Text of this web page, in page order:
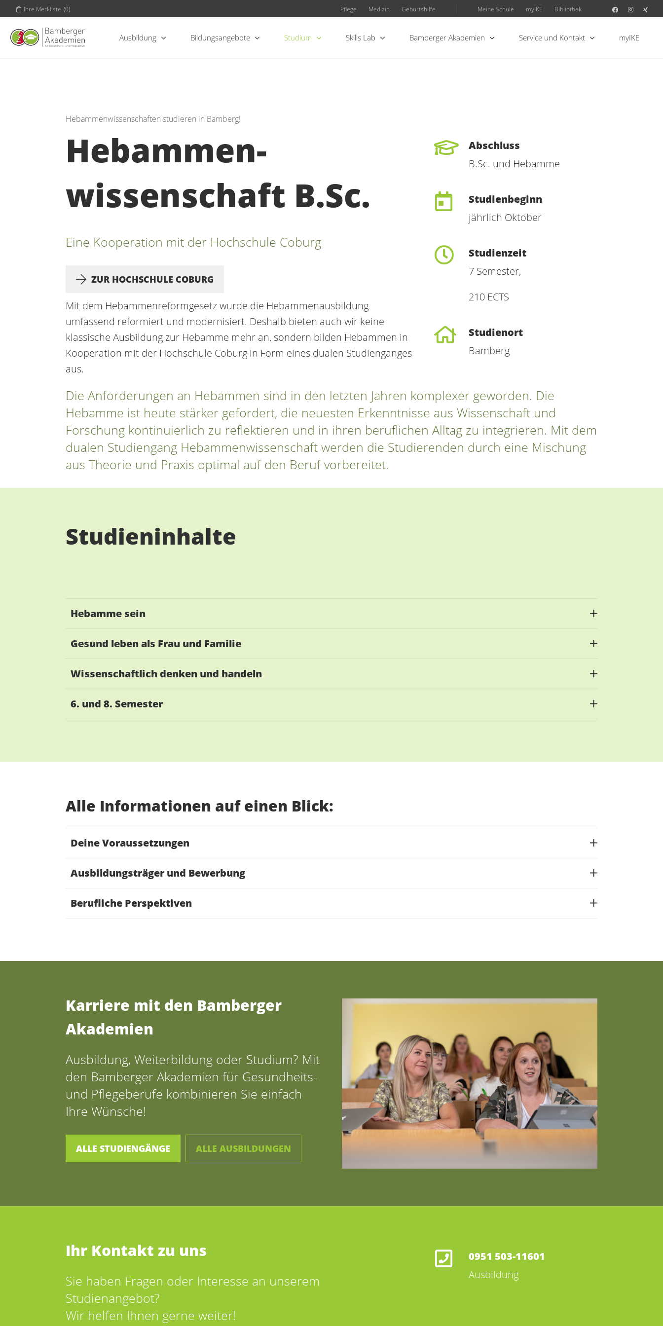
Ihre Merkliste (0) Pflege Medizin Geburtshilfe Meine Schule myIKE Bibliothek
Ausbildung Bildungsangebote Studium Skills Lab Bamberger Akademien Service und Kontakt myIKE
Hebammenwissenschaften studieren in Bamberg!
Hebammen-
wissenschaft B.Sc.
Eine Kooperation mit der Hochschule Coburg
ZUR HOCHSCHULE COBURG
Mit dem Hebammenreformgesetz wurde die Hebammenausbildung
umfassend reformiert und modernisiert. Deshalb bieten auch wir keine
klassische Ausbildung zur Hebamme mehr an, sondern bilden Hebammen in
Kooperation mit der Hochschule Coburg in Form eines dualen Studienganges
aus.
Abschluss
B.Sc. und Hebamme
Studienbeginn
jährlich Oktober
Studienzeit
7 Semester,
210 ECTS
Studienort
Bamberg
Die Anforderungen an Hebammen sind in den letzten Jahren komplexer geworden. Die
Hebamme ist heute stärker gefordert, die neuesten Erkenntnisse aus Wissenschaft und
Forschung kontinuierlich zu reflektieren und in ihren beruflichen Alltag zu integrieren. Mit dem
dualen Studiengang Hebammenwissenschaft werden die Studierenden durch eine Mischung
aus Theorie und Praxis optimal auf den Beruf vorbereitet.
Studieninhalte
Hebamme sein
Gesund leben als Frau und Familie
Wissenschaftlich denken und handeln
6. und 8. Semester
Alle Informationen auf einen Blick:
Deine Voraussetzungen
Ausbildungsträger und Bewerbung
Berufliche Perspektiven
Karriere mit den Bamberger
Akademien
Ausbildung, Weiterbildung oder Studium? Mit
den Bamberger Akademien für Gesundheits-
und Pflegeberufe kombinieren Sie einfach
Ihre Wünsche!
ALLE STUDIENGÄNGE ALLE AUSBILDUNGEN
Ihr Kontakt zu uns
Sie haben Fragen oder Interesse an unserem
Studienangebot?
Wir helfen Ihnen gerne weiter!
0951 503-11601
Ausbildung